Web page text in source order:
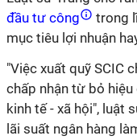
đầu tư công
trong
mục tiêu lợi nhuận
"Việc xuất quỹ SCIC
chấp nhận từ bỏ
kinh tế - xã hội", luật
lãi suất ngân hàng